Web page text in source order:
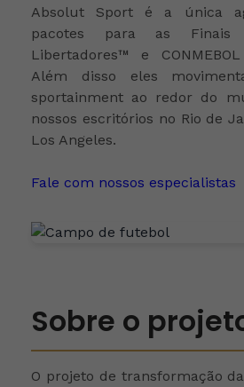
Absolut Sport é a única
pacotes para as Finais
Libertadores™ e
Além disso eles
sportainment ao redor do
nossos escritórios no Rio de
Los Angeles.
Fale com nossos especialistas
Sobre o
O projeto de transformação